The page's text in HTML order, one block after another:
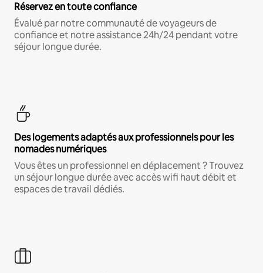
Réservez en toute confiance
Évalué par notre communauté de voyageurs de
confiance et notre assistance 24h/24 pendant votre
séjour longue durée.
Des logements adaptés aux professionnels pour les
nomades numériques
Vous êtes un professionnel en déplacement ? Trouvez
un séjour longue durée avec accès wifi haut débit et
espaces de travail dédiés.